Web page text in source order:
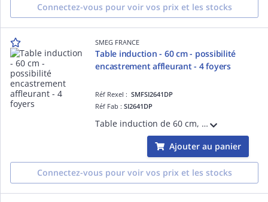
Connectez-vous pour voir vos prix et les stocks
SMEG FRANCE
Table induction - 60 cm - possibilité
encastrement affleurant - 4 foyers
Réf Rexel :SMFSI2641DP
Réf Fab :SI2641DP
Table induction de 60 cm, Installation affleurante ou traditionnelle- ESTHÉTIQUE ET COMMANDES: Verre céramique Noir avec bord droit, Commandes Digi Touch (touches sensitives avec LED rouges) - FOYERS: 4 foyers induction avec booster, 2 foye
Ajouter au panier
Connectez-vous pour voir vos prix et les stocks